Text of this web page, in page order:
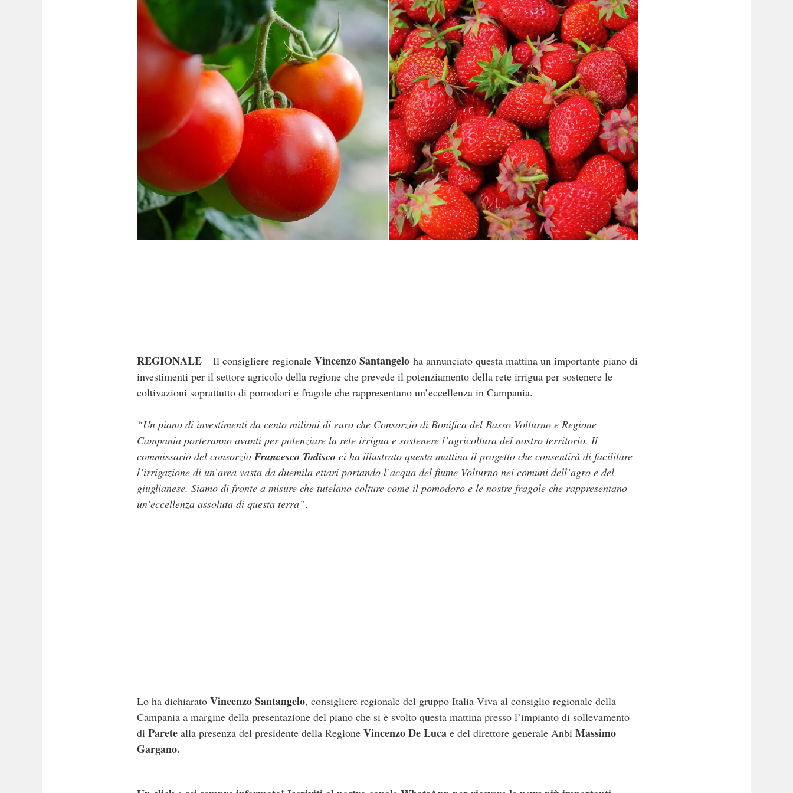
REGIONALE – Il consigliere regionale Vincenzo Santangelo ha annunciato questa mattina un importante piano di
investimenti per il settore agricolo della regione che prevede il potenziamento della rete irrigua per sostenere le
coltivazioni soprattutto di pomodori e fragole che rappresentano un’eccellenza in Campania.
“Un piano di investimenti da cento milioni di euro che Consorzio di Bonifica del Basso Volturno e Regione
Campania porteranno avanti per potenziare la rete irrigua e sostenere l’agricoltura del nostro territorio. Il
commissario del consorzio Francesco Todisco ci ha illustrato questa mattina il progetto che consentirà di facilitare
l’irrigazione di un’area vasta da duemila ettari portando l’acqua del fiume Volturno nei comuni dell’agro e del
giuglianese. Siamo di fronte a misure che tutelano colture come il pomodoro e le nostre fragole che rappresentano
un’eccellenza assoluta di questa terra”.
Lo ha dichiarato Vincenzo Santangelo, consigliere regionale del gruppo Italia Viva al consiglio regionale della
Campania a margine della presentazione del piano che si è svolto questa mattina presso l’impianto di sollevamento
di Parete alla presenza del presidente della Regione Vincenzo De Luca e del direttore generale Anbi Massimo
Gargano.